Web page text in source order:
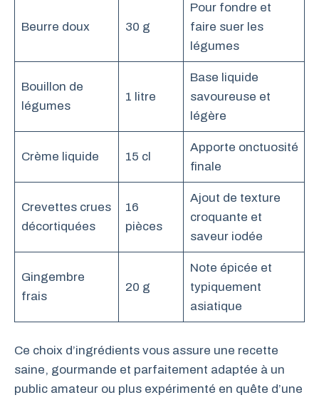
Beurre doux 30 g
Pour fondre et
faire suer les
légumes
Bouillon de
légumes
1 litre
Base liquide
savoureuse et
légère
Crème liquide 15 cl
Apporte onctuosité
finale
Crevettes crues
décortiquées
16
pièces
Ajout de texture
croquante et
saveur iodée
Gingembre
frais
20 g
Note épicée et
typiquement
asiatique
Ce choix d’ingrédients vous assure une recette
saine, gourmande et parfaitement adaptée à un
public amateur ou plus expérimenté en quête d’une